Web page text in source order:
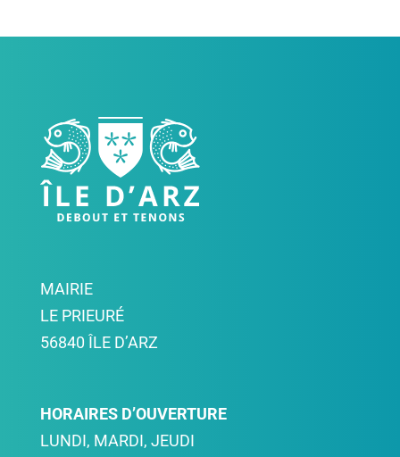
MAIRIE
LE PRIEURÉ
56840 ÎLE D’ARZ
HORAIRES D’OUVERTURE
LUNDI, MARDI, JEUDI